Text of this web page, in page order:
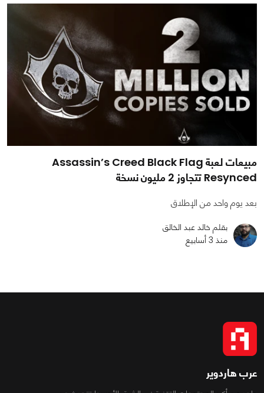
مبيعات لعبة Assassin’s Creed Black Flag
Resynced تتجاوز 2 مليون نسخة
بعد يوم واحد من الإطلاق
بقلم خالد عبد الخالق
منذ 3 أسابيع
عرب هاردوير